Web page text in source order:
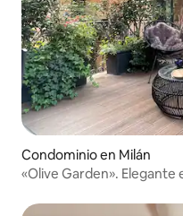
Condominio en Milán
«Olive Garden».